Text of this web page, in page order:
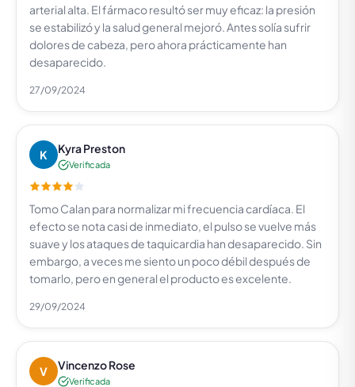
arterial alta. El fármaco resultó ser muy eficaz: la presión
se estabilizó y la salud general mejoró. Antes solía sufrir
dolores de cabeza, pero ahora prácticamente han
desaparecido.
27/09/2024
K Kyra Preston
Verificada
Tomo Calan para normalizar mi frecuencia cardíaca. El
efecto se nota casi de inmediato, el pulso se vuelve más
suave y los ataques de taquicardia han desaparecido. Sin
embargo, a veces me siento un poco débil después de
tomarlo, pero en general el producto es excelente.
29/09/2024
V Vincenzo Rose
Verificada